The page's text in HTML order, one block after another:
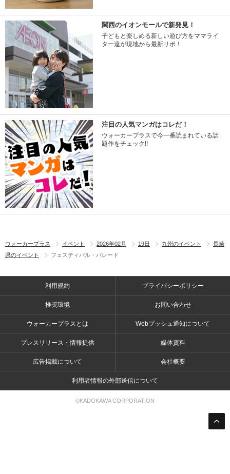
関西のイオンモールで新発見！
子どもと楽しめる新しい遊び方をママライ
ター達が現地から最新リポ！
注目の人気マンガはコレだ！
ウォーカープラスで今一番読まれている話
題作をチェック!!
ウォーカープラス イベント 2026年02月 19日 九州のイベント
長崎
県のイベント
フェスティバル・パレード
利用規約 プライバシーポリシー
推奨環境 お問い合わせ
ウォーカープラスとは Webプッシュ通知について
プレスリリース・情報提供 媒体資料
広告掲載について 会社概要
利用者情報の外部送信について
©KADOKAWA CORPORATION